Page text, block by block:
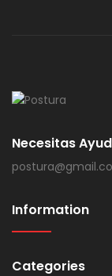
Necesitas
Information
Categories